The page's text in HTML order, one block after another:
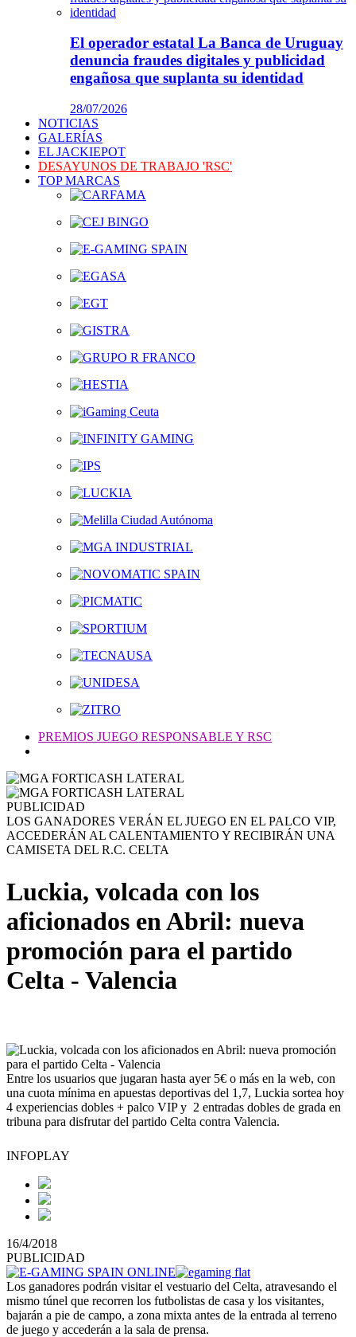
El operador estatal La Banca de Uruguay
denuncia fraudes digitales y publicidad
engañosa que suplanta su identidad
28/07/2026
NOTICIAS
GALERÍAS
EL JACKIEPOT
DESAYUNOS DE TRABAJO 'RSC'
TOP MARCAS
PREMIOS JUEGO RESPONSABLE Y RSC
PUBLICIDAD
LOS GANADORES VERÁN EL JUEGO EN EL PALCO VIP,
ACCEDERÁN AL CALENTAMIENTO Y RECIBIRÁN UNA
CAMISETA DEL R.C. CELTA
Luckia, volcada con los
aficionados en Abril: nueva
promoción para el partido
Celta - Valencia
Entre los usuarios que jugaran hasta ayer 5€ o más en la web, con
una cuota mínima en apuestas deportivas del 1,7, Luckia sortea hoy
4 experiencias dobles + palco VIP y 2 entradas dobles de grada en
tribuna para disfrutar del partido Celta contra Valencia.
INFOPLAY
16/4/2018
PUBLICIDAD
Los ganadores podrán visitar el vestuario del Celta, atravesando el
mismo túnel que recorren los futbolistas de casa y los visitantes,
bajarán a pie de campo, a zona mixta antes de la entrada al terreno
de juego y accederán a la sala de prensa.